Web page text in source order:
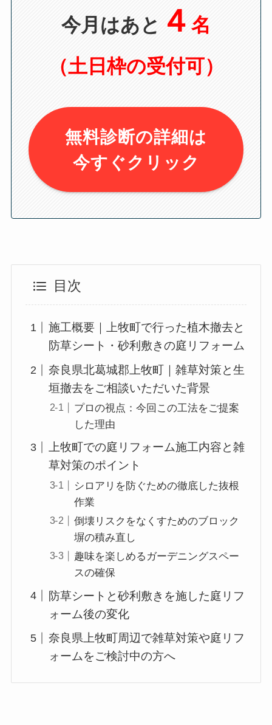
今月はあと ４ 名
（土日枠の受付可）
無料診断の詳細は
今すぐクリック
目次
施工概要｜上牧町で行った植木撤去と
防草シート・砂利敷きの庭リフォーム
奈良県北葛城郡上牧町｜雑草対策と生
垣撤去をご相談いただいた背景
プロの視点：今回この工法をご提案
した理由
上牧町での庭リフォーム施工内容と雑
草対策のポイント
シロアリを防ぐための徹底した抜根
作業
倒壊リスクをなくすためのブロック
塀の積み直し
趣味を楽しめるガーデニングスペー
スの確保
防草シートと砂利敷きを施した庭リフ
ォーム後の変化
奈良県上牧町周辺で雑草対策や庭リフ
ォームをご検討中の方へ